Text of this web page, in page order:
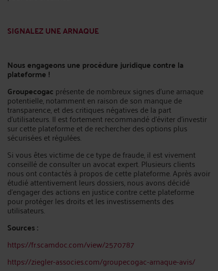
SIGNALEZ UNE ARNAQUE
Nous engageons une procédure juridique contre la
plateforme !
Groupecogac présente de nombreux signes d’une arnaque
potentielle, notamment en raison de son manque de
transparence, et des critiques négatives de la part
d’utilisateurs. Il est fortement recommandé d’éviter d’investir
sur cette plateforme et de rechercher des options plus
sécurisées et régulées.
Si vous êtes victime de ce type de fraude, il est vivement
conseillé de consulter un avocat expert. Plusieurs clients
nous ont contactés à propos de cette plateforme. Après avoir
étudié attentivement leurs dossiers, nous avons décidé
d’engager des actions en justice contre cette plateforme
pour protéger les droits et les investissements des
utilisateurs.
Sources :
https://fr.scamdoc.com/view/2570787
https://ziegler-associes.com/groupecogac-arnaque-avis/